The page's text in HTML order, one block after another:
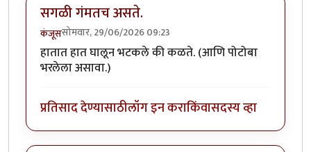
सगळी गंमतच असते.
कंजूससोमवार, 29/06/2026 09:23
हातात हात घालून भटकले की कळते. (आणि पोटोबा
भरलेला असावा.)
प्रतिसाद देण्यासाठीलॉग इन कराकिंवासदस्य व्हा